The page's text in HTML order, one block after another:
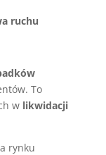
ruchu
To
w likwidacji
rynku